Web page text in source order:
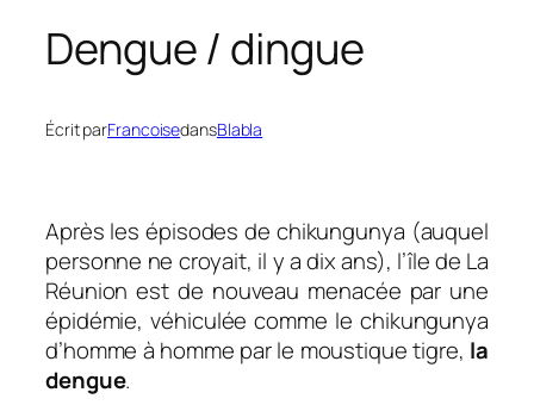
Dengue / dingue
Écrit parFrancoisedansBlabla
Après les épisodes de chikungunya (auquel
personne ne croyait, il y a dix ans), l’île de La
Réunion est de nouveau menacée par une
épidémie, véhiculée comme le chikungunya
d’homme à homme par le moustique tigre, la
dengue.